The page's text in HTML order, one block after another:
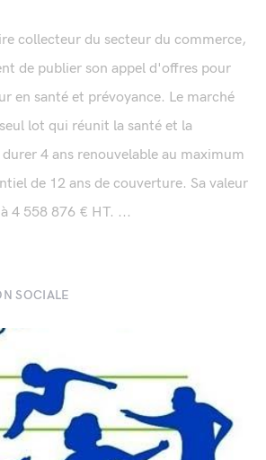
collecteur du secteur du commerce,
de publier son appel d'offres pour
en santé et prévoyance. Le marché
lot qui réunit la santé et la
4 ans renouvelable au maximum
de 12 ans de couverture. Sa valeur
4 558 876 € HT. ...
SOCIALE